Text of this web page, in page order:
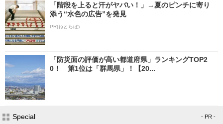
「階段を上ると汗がヤバい！」→夏のピンチに寄り
添う“水色の広告”を発見
PR(ねとらぼ)
「防災面の評価が高い都道府県」ランキングTOP2
0！ 第1位は「群馬県」！【20...
Special - PR -